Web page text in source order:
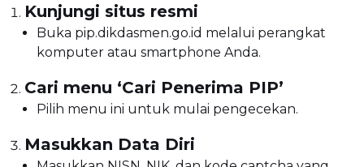
Kunjungi situs resmi
Buka pip.dikdasmen.go.id melalui perangkat
komputer atau smartphone Anda.
Cari menu ‘Cari Penerima PIP’
Pilih menu ini untuk mulai pengecekan.
Masukkan Data Diri